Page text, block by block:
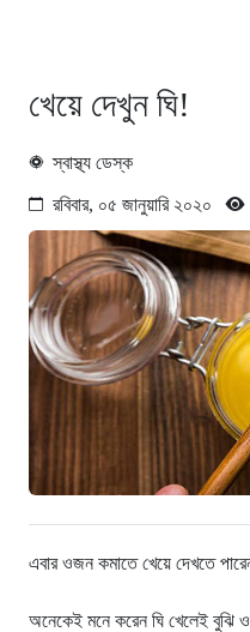
খেয়ে দেখুন ঘি!
স্বাস্থ্য ডেস্ক
রবিবার, ০৫ জানুয়ারি ২০২০
এবার ওজন কমাতে খেয়ে দেখতে
অনেকেই মনে করেন ঘি খেলেই বুঝি